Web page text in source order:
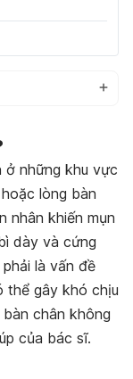
ở những khu vực
lòng bàn
nhân khiến mụn
dày và cứng
là vấn đề
thể gây khó chịu
chân không
của bác sĩ.